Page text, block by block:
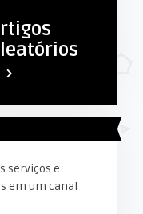
ESEX
de saúde realiza
serviços e
em um canal